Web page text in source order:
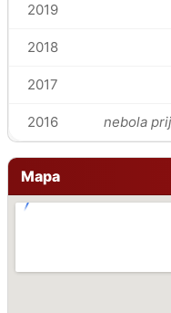
2019
2018
2017
2016 nebola
Mapa